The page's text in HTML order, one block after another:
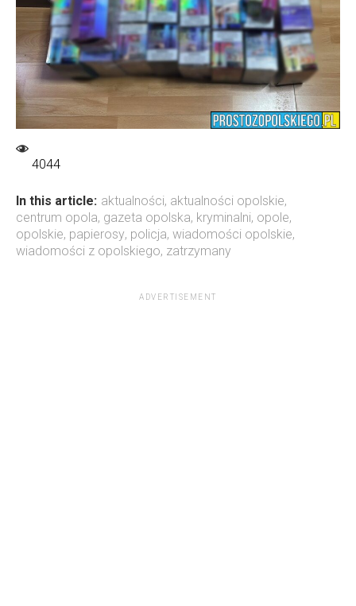
4044
In this article: aktualności, aktualności opolskie,
centrum opola, gazeta opolska, kryminalni, opole,
opolskie, papierosy, policja, wiadomości opolskie,
wiadomości z opolskiego, zatrzymany
ADVERTISEMENT